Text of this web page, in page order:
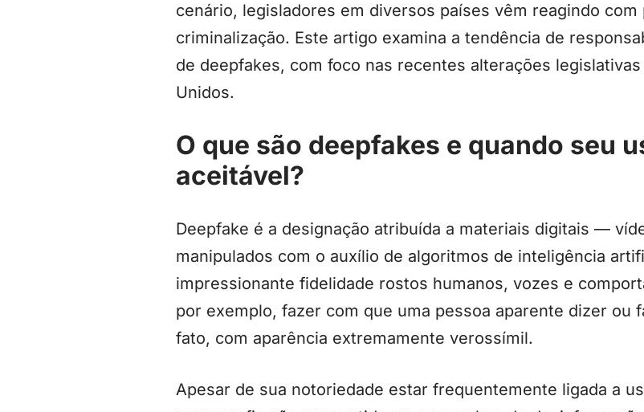
cenário, legisladores em diversos países vêm reagindo
criminalização. Este artigo examina a tendência de
de deepfakes, com foco nas recentes alterações
Unidos.
O que são deepfakes e quando seu
aceitável?
Deepfake é a designação atribuída a materiais digitais —
manipulados com o auxílio de algoritmos de inteligência
impressionante fidelidade rostos humanos, vozes e
por exemplo, fazer com que uma pessoa aparente dizer ou
fato, com aparência extremamente verossímil.
Apesar de sua notoriedade estar frequentemente ligada a